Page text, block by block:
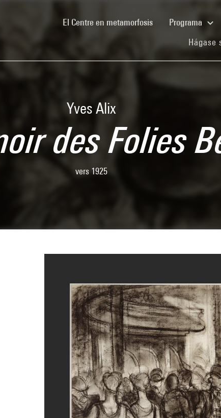
El Centre en metamorfosis(current)Programa
Hágase
Yves Alix
des Folies
vers 1925